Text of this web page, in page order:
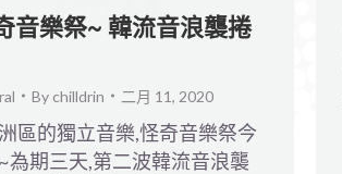
音樂祭~ 韓流音浪襲捲
By chilldrin 二月 11, 2020
區的獨立音樂,怪奇音樂祭今
為期三天,第二波韓流音浪襲